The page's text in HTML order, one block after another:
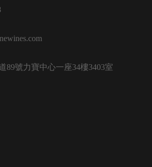
89號力寶中心一座34樓3403室